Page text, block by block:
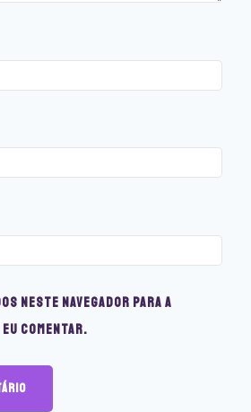
neste navegador para a
eu comentar.